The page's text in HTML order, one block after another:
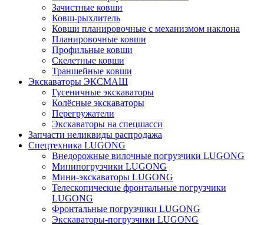
Зачистные ковши
Ковш-рыхлитель
Ковши планировочные с механизмом наклона
Планировочные ковши
Профильные ковши
Скелетные ковши
Траншейные ковши
Экскаваторы ЭКСМАШ
Гусеничные экскаваторы
Колёсные экскаваторы
Перегружатели
Экскаваторы на спецшасси
Запчасти неликвиды распродажа
Спецтехника LUGONG
Внедорожные вилочные погрузчики LUGONG
Минипогрузчики LUGONG
Мини-экскаваторы LUGONG
Телескопические фронтальные погрузчики
LUGONG
Фронтальные погрузчики LUGONG
Экскаваторы-погрузчики LUGONG